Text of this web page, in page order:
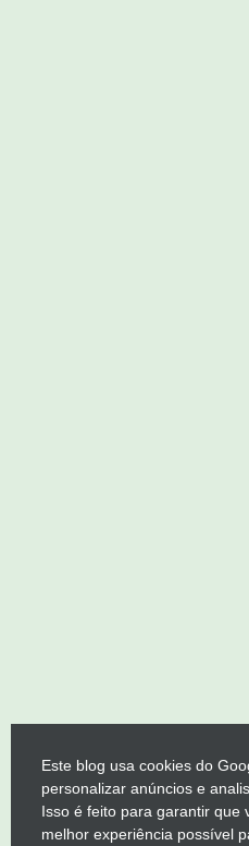
Este blog usa cookies do
personalizar anúncios e
Isso é feito para garantir que
melhor experiência possível